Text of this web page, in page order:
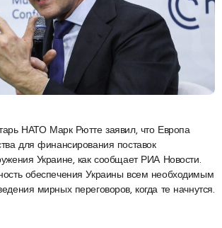
для финансирования поставок
Украине, как сообщает РИА Новости.
обеспечения Украины всем необходимым
мирных переговоров, когда те начнутся.